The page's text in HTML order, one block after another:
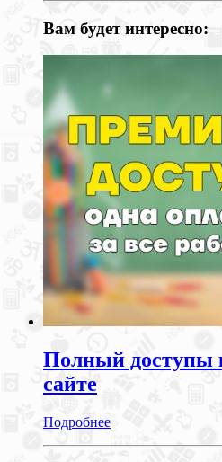
Вам будет интересно:
Полный доступы
сайте
Подробнее